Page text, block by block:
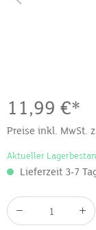
11,99 €*
Preise inkl. MwSt.
Aktueller
Lieferzeit 3-7